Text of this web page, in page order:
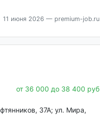
11 июня 2026 — premium-job.ru
от 36 000 до 38 400 руб
37А; ул. Мира,